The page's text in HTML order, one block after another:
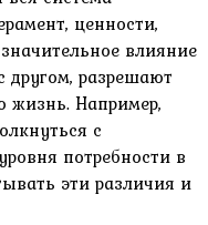
ценности,
влияние
разрешают
жизнь. Например,
с
потребности в
эти различия и